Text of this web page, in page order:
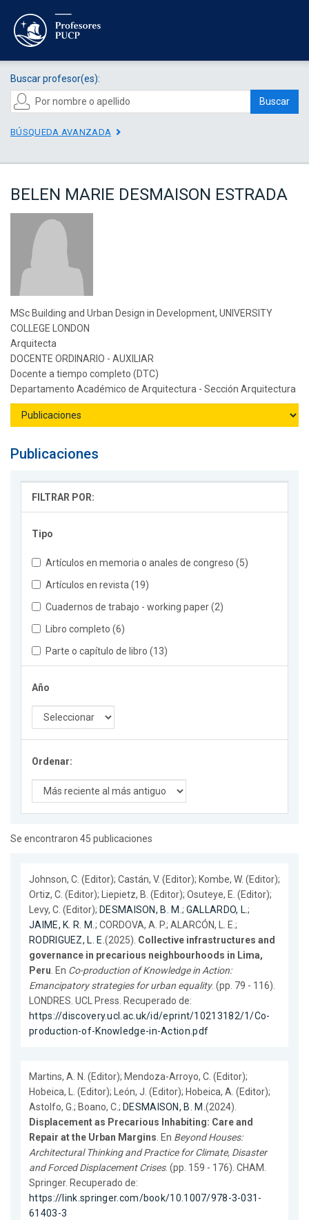
Buscar profesor(es):
Buscar
BÚSQUEDA AVANZADA
BELEN MARIE DESMAISON ESTRADA
MSc Building and Urban Design in Development, UNIVERSITY
COLLEGE LONDON
Arquitecta
DOCENTE ORDINARIO - AUXILIAR
Docente a tiempo completo (DTC)
Departamento Académico de Arquitectura - Sección Arquitectura
Publicaciones
FILTRAR POR:
Tipo
Artículos en memoria o anales de congreso (5)
Artículos en revista (19)
Cuadernos de trabajo - working paper (2)
Libro completo (6)
Parte o capítulo de libro (13)
Año
Ordenar:
Se encontraron 45 publicaciones
Johnson, C. (Editor); Castán, V. (Editor); Kombe, W. (Editor);
Ortiz, C. (Editor); Liepietz, B. (Editor); Osuteye, E. (Editor);
Levy, C. (Editor); DESMAISON, B. M.; GALLARDO, L.;
JAIME, K. R. M.; CORDOVA, A. P.; ALARCÓN, L. E.;
RODRIGUEZ, L. E.(2025). Collective infrastructures and
governance in precarious neighbourhoods in Lima,
Peru. En Co-production of Knowledge in Action:
Emancipatory strategies for urban equality. (pp. 79 - 116).
LONDRES. UCL Press. Recuperado de:
https://discovery.ucl.ac.uk/id/eprint/10213182/1/Co-
production-of-Knowledge-in-Action.pdf
Martins, A. N. (Editor); Mendoza-Arroyo, C. (Editor);
Hobeica, L. (Editor); León, J. (Editor); Hobeica, A. (Editor);
Astolfo, G.; Boano, C.; DESMAISON, B. M.(2024).
Displacement as Precarious Inhabiting: Care and
Repair at the Urban Margins. En Beyond Houses:
Architectural Thinking and Practice for Climate, Disaster
and Forced Displacement Crises. (pp. 159 - 176). CHAM.
Springer. Recuperado de:
https://link.springer.com/book/10.1007/978-3-031-
61403-3